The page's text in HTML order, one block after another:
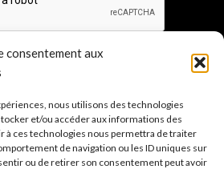
consentement aux
nous utilisons des technologies
et/ou accéder aux informations des
à ces technologies nous permettra de traiter
de navigation ou les ID uniques sur
ou de retirer son consentement peut avoir